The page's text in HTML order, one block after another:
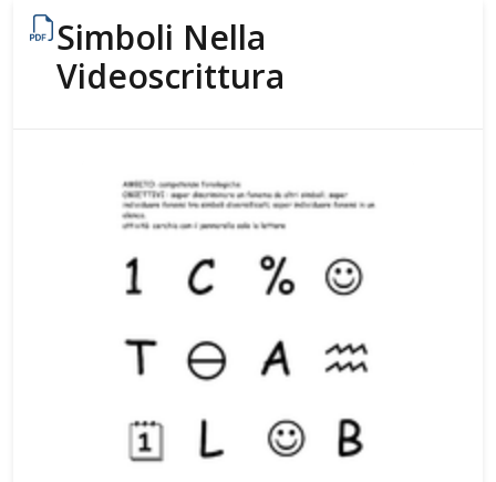
Simboli Nella
Videoscrittura